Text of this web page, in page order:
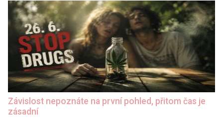
Závislost nepoznáte na první pohled, přitom čas je
zásadní